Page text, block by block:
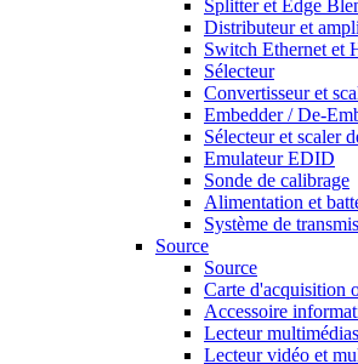
Splitter et Edge
Distributeur et
Switch Ethernet et
Sélecteur
Convertisseur et
Embedder / De-
Sélecteur et scaler
Emulateur EDID
Sonde de calibrage
Alimentation et
Système de
Source
Source
Carte d'acquisition
Accessoire
Lecteur multimédias
Lecteur vidéo et